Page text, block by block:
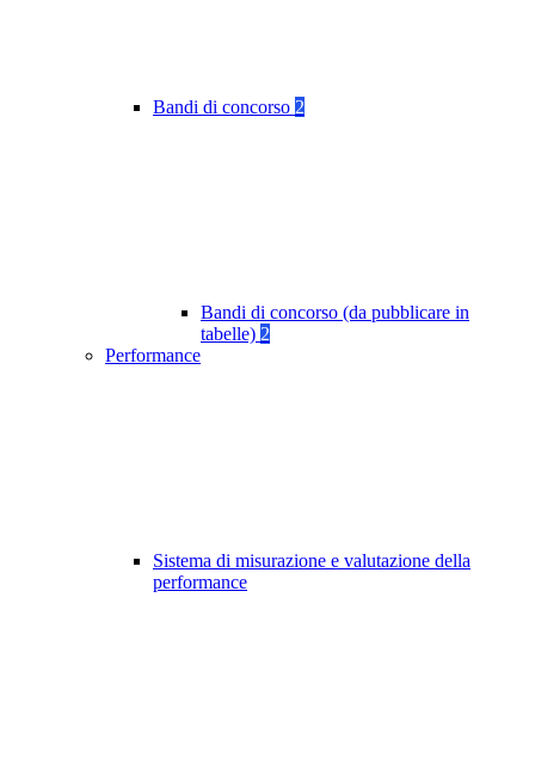
Bandi di concorso 2
Bandi di concorso (da pubblicare in
tabelle) 2
Performance
Sistema di misurazione e valutazione della
performance